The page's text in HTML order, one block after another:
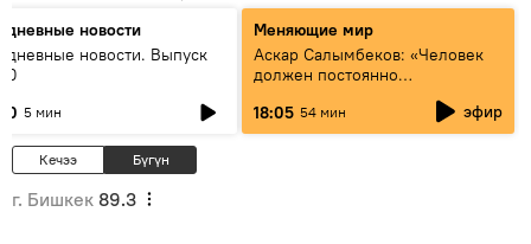
новости
новости. Выпуск
5 мин
Меняющие мир
Аскар Салымбеков: «Человек
должен постоянно
18:05 54 мин эфир
Кечээ Бүгүн
г. Бишкек 89.3